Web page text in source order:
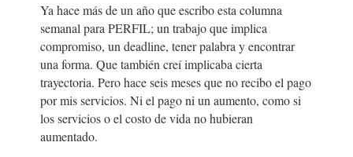
Ya hace más de un año que escribo esta columna
semanal para PERFIL; un trabajo que implica
compromiso, un deadline, tener palabra y encontrar
una forma. Que también creí implicaba cierta
trayectoria. Pero hace seis meses que no recibo el pago
por mis servicios. Ni el pago ni un aumento, como si
los servicios o el costo de vida no hubieran
aumentado.